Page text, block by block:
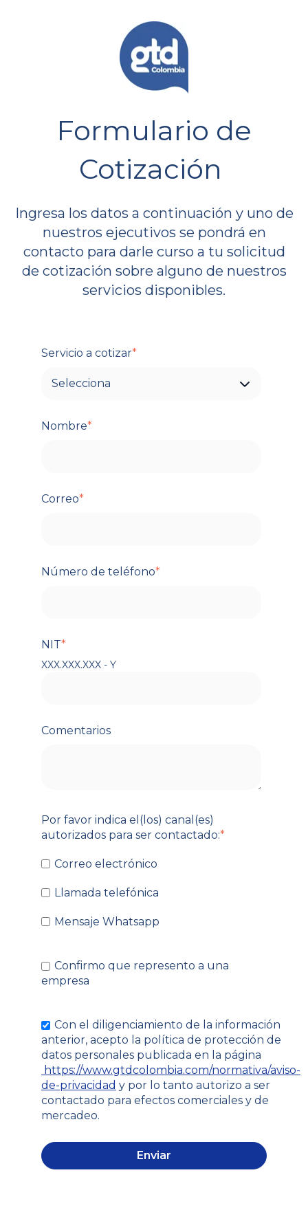
Formulario de
Cotización
Ingresa los datos a continuación y uno de
nuestros ejecutivos se pondrá en
contacto para darle curso a tu solicitud
de cotización sobre alguno de nuestros
servicios disponibles.
Servicio a cotizar*
Nombre*
Correo*
Número de teléfono*
NIT*
XXX.XXX.XXX - Y
Comentarios
Por favor indica el(los) canal(es)
autorizados para ser contactado:*
Correo electrónico
Llamada telefónica
Mensaje Whatsapp
Confirmo que represento a una
empresa
Con el diligenciamiento de la información
anterior, acepto la política de protección de
datos personales publicada en la página
https://www.gtdcolombia.com/normativa/aviso-
de-privacidad y por lo tanto autorizo a ser
contactado para efectos comerciales y de
mercadeo.